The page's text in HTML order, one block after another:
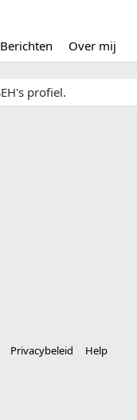
Berichten Over mij
profiel.
Privacybeleid
Help